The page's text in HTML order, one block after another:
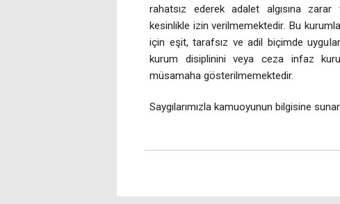
rahatsız ederek adalet algısına zarar
kesinlikle izin verilmemektedir. Bu
için eşit, tarafsız ve adil biçimde
kurum disiplinini veya ceza infaz
müsamaha gösterilmemektedir.
Saygılarımızla kamuoyunun bilgisine